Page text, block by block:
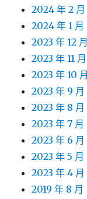
2024 年 2 月
2024 年 1 月
2023 年 12 月
2023 年 11 月
2023 年 10 月
2023 年 9 月
2023 年 8 月
2023 年 7 月
2023 年 6 月
2023 年 5 月
2023 年 4 月
2019 年 8 月